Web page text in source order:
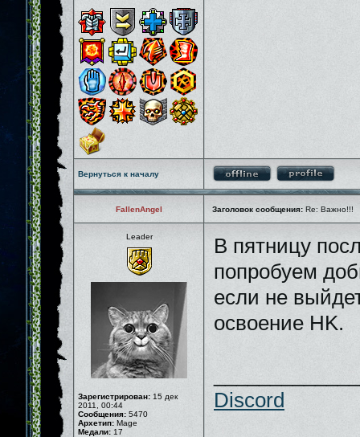
Вернуться к началу
FallenAngel Заголовок сообщения: Re: Важно!!!
Leader
Зарегистрирован: 15 дек
2011, 00:44
Сообщения: 5470
Архетип: Mage
Медали: 17
В пятницу
попробуем
если не
освоение HK.
Discord